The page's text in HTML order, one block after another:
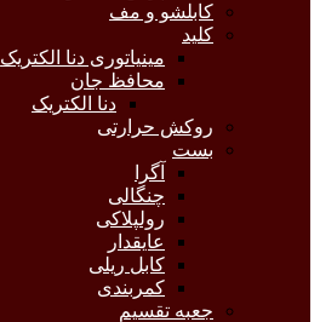
کابلشو و مف
کلید
مینیاتوری دنا الکتریک
محافظ جان
دنا الکتریک
روکش حرارتی
بست
آگرا
چنگالی
رولپلاکی
عایقدار
کابل ریلی
کمربندی
جعبه تقسیم